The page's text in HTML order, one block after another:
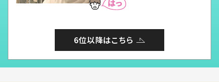
6位以降はこちら